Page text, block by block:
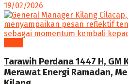
19/02/2026
Tarawih Perdana 1447 H, GM
Merawat Energi Ramadan,